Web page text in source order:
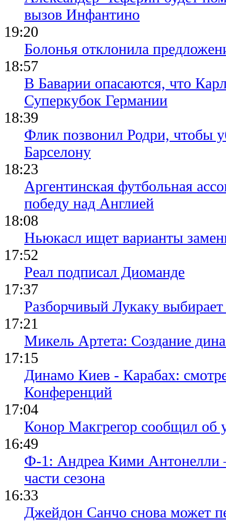
вызов Инфантино
19:20
Болонья отклонила
18:57
В Баварии опасаются, что
Суперкубок Германии
18:39
Флик позвонил Родри, чтобы
Барселону
18:23
Аргентинская футбольная
победу над Англией
18:08
Ньюкасл ищет варианты
17:52
Реал подписал Диоманде
17:37
Разборчивый Лукаку
17:21
Микель Артета: Создание
17:15
Динамо Киев - Карабах:
Конференций
17:04
Конор Макгрегор сообщил об
16:49
Ф-1: Андреа Кими Антонелли
части сезона
16:33
Джейдон Санчо снова может